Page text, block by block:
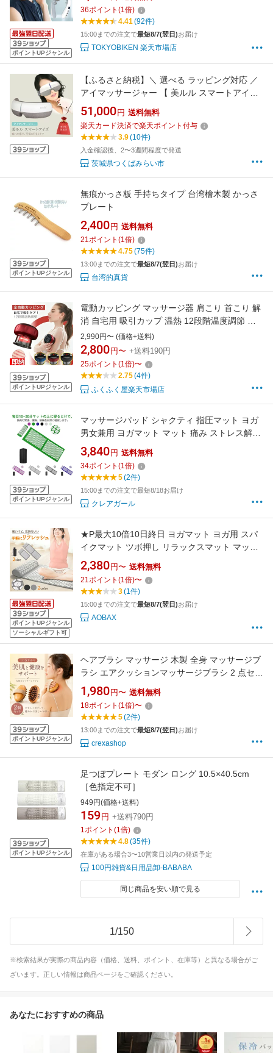
ポイントUPジャンル
おすすめ ※医療用 解消グッズ マッサージ ネッ
クマッサージャー マッサージ器ではありません
36ポイント (1倍)
4.41(92件)
15:00までの注文で最短8/7(翌日)お届け
TOKYOBIKEN 楽天市場店
【ふるさと納税】＼ 選べる ラッピング対応 ／
アイマッサージャー 【 美ルル スマートアイズ
】 目元エステ アイケア 美容 マッサージ もみほ
ぐし 温熱 疲れ 疲労 コードレス 母の日 父の日
ギフト
51,000 円 送料無料
楽天カード決済で楽天ポイント付与
3.9(10件)
入金確認後、2〜3週間程度で発送
茨城県つくばみらい市
ポイントUPジャンル
無痕かっさ板 手持ちタイプ 台湾檜木製 かっさ
プレート
2,400 円 送料無料
21ポイント (1倍)
4.75(75件)
13:00までの注文で最短8/7(翌日)お届け
台湾的真貨
ポイントUPジャンル
電動カッピング マッサージ器 肩こり 首こり 解
消 自宅用 吸引カップ 温熱 12段階温度調節 全
身 背中 腰 脚 むくみ解消 コードレス ワイヤレ
ス USB充電 リンパマッサージ リラックス
2,990円〜 (価格+送料)
2,800 円〜 +送料190円
25ポイント (1倍)〜
2.75(4件)
ふくふく屋楽天市場店
ポイントUPジャンル
マッサージパッド シャクティ 指圧マット ヨガ
男女兼用 ヨガマット マット 痛み ストレス解消
血液循環 自宅 室外 リラックス 室内 トレーニン
グ 筋トレ ジム 運動 筋肉 厚手 指圧マット 座る
フィットネス ラグ 座り込みマット 収納バッグ
付き 母の日
3,840 円 送料無料
34ポイント (1倍)
5(2件)
15:00までの注文で最短8/18お届け
クレアガール
ポイントUPジャンル
ソーシャルギフト可
★P最大10倍10日終日 ヨガマット ヨガ用 スパ
イクマット ツボ押し リラックスマット マッサ
ージマット 指圧マット 針マット スパイク 指圧
ツボ押しマット ツボ刺激マット リラクゼーシ
ョンマット セルフケアマット シャクティマッ
ト 健康指圧マット
2,380 円〜 送料無料
21ポイント (1倍)〜
3(1件)
15:00までの注文で最短8/7(翌日)お届け
AOBAX
ポイントUPジャンル
ヘアブラシ マッサージ 木製 全身 マッサージブ
ラシ エアクッションマッサージブラシ 2 点セッ
ト 全身対応 疲労緩和・循環促進・むくみ改善
肩・腹部・足部・頭皮マッサージ 経絡刺激 無
痛設計 緩和 筋肉リリーフ ダイエット フットマ
1,980 円〜 送料無料
18ポイント (1倍)〜
5(2件)
13:00までの注文で最短8/7(翌日)お届け
crexashop
ポイントUPジャンル
足つぼプレート モダン ロング 10.5×40.5cm
［色指定不可］
949円(価格+送料)
159 円 +送料790円
1ポイント (1倍)
4.8(35件)
在庫がある場合3〜10営業日以内の発送予定
100円雑貨&日用品卸-BABABA
同じ商品を安い順で見る
1/150
※検索結果が実際の商品内容（価格、送料、ポイント、在庫等）と異なる場合がご
ざいます。正しい情報は商品ページをご確認ください。
あなたにおすすめの商品